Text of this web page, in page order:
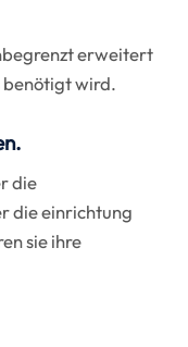
erweitert
benötigt wird.
die
die einrichtung
sie ihre